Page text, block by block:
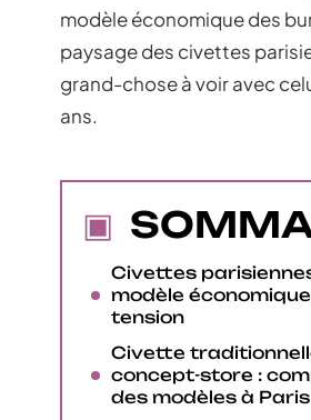
modèle économique des
paysage des civettes
grand-chose à voir avec
ans.
Civettes
modèle
tension
Civette
concept-store :
des modèles à Paris